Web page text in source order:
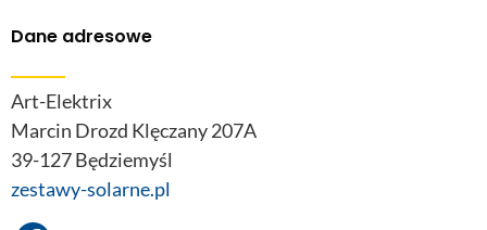
Dane adresowe
Art-Elektrix
Marcin Drozd Klęczany 207A
39-127 Będziemyśl
zestawy-solarne.pl